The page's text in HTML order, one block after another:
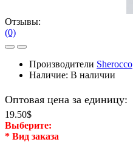
Отзывы:
(0)
Производители Sherocco
Наличие: В наличии
Оптовая цена за единицу:
19.50$
Выберите:
* Вид заказа